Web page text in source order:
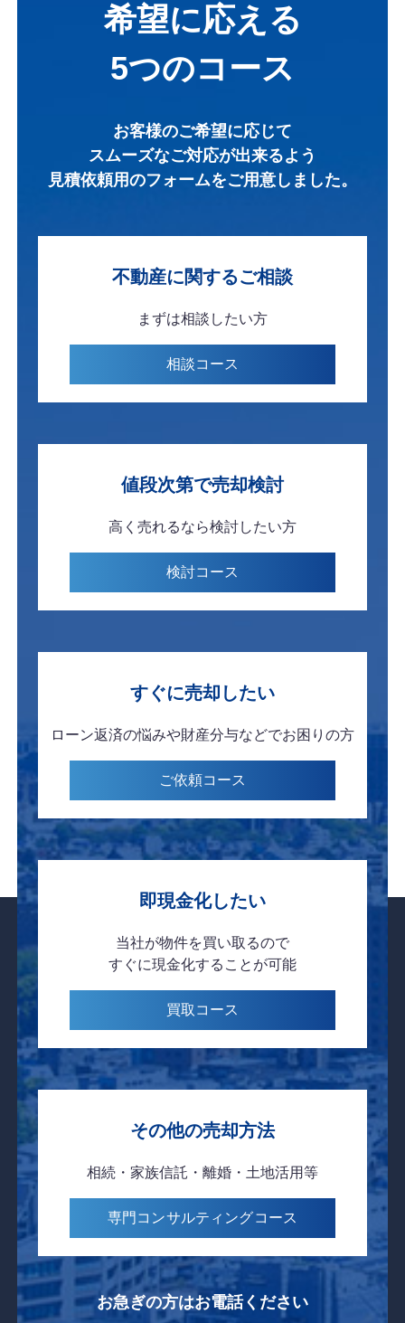
希望に応える
5つのコース
お客様のご希望に応じて
スムーズなご対応が出来るよう
見積依頼用のフォームをご用意しました。
不動産に関するご相談
まずは相談したい方
相談コース
値段次第で売却検討
高く売れるなら検討したい方
検討コース
すぐに売却したい
ローン返済の悩みや財産分与などでお困りの方
ご依頼コース
即現金化したい
当社が物件を買い取るので
すぐに現金化することが可能
買取 コース
その他の売却方法
相続・家族信託・離婚・土地活用等
専門コンサルティングコース
お急ぎの方はお電話ください